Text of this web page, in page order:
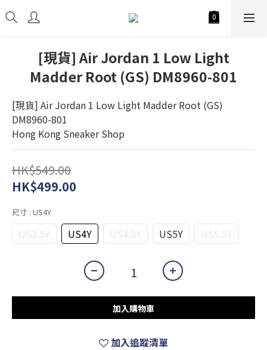
[現貨] Air Jordan 1 Low Light
Madder Root (GS) DM8960-801
[現貨] Air Jordan 1 Low Light Madder Root (GS)
DM8960-801
Hong Kong Sneaker Shop
HK$549.00
HK$499.00
尺寸 : US4Y
US3.5Y US4Y US4.5Y US5Y US5.5Y
加入購物車
加入追蹤清單